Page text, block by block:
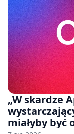
„W skardze
miałyby być